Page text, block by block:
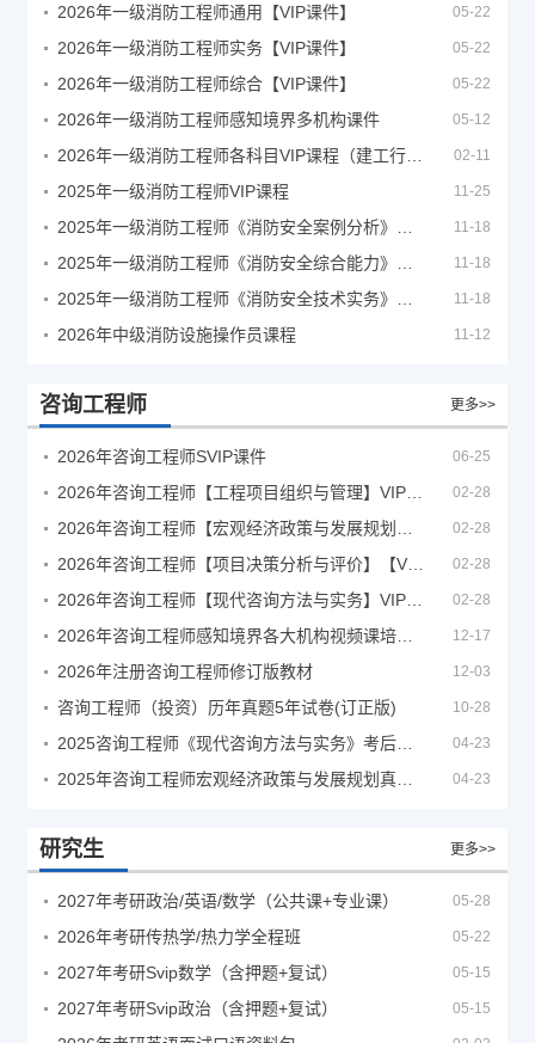
2026年一级消防工程师通用【VIP课件】 05-22
2026年一级消防工程师实务【VIP课件】 05-22
2026年一级消防工程师综合【VIP课件】 05-22
2026年一级消防工程师感知境界多机构课件 05-12
02-11
2025年一级消防工程师VIP课程 11-25
11-18
11-18
11-18
2026年中级消防设施操作员课程 11-12
咨询工程师 更多>>
2026年咨询工程师SVIP课件 06-25
02-28
02-28
02-28
02-28
12-17
2026年注册咨询工程师修订版教材 12-03
咨询工程师（投资）历年真题5年试卷(订正版) 10-28
04-23
04-23
研究生 更多>>
2027年考研政治/英语/数学（公共课+专业课） 05-28
2026年考研传热学/热力学全程班 05-22
2027年考研Svip数学（含押题+复试） 05-15
2027年考研Svip政治（含押题+复试） 05-15